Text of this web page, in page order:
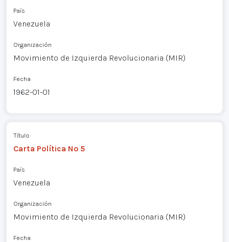
País
Venezuela
Organización
Movimiento de Izquierda Revolucionaria (MIR)
Fecha
1962-01-01
Título
Carta Política Nº 5
País
Venezuela
Organización
Movimiento de Izquierda Revolucionaria (MIR)
Fecha